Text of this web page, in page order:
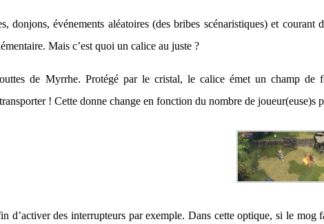
événements aléatoires (des bribes scénaristiques) et courant
Mais c’est quoi un calice au juste ?
de Myrrhe. Protégé par le cristal, le calice émet un champ de
! Cette donne change en fonction du nombre de joueur(euse)s
des interrupteurs par exemple. Dans cette optique, si le mog